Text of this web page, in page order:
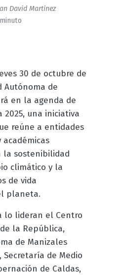
David Martinez
30 de octubre de
Autónoma de
en la agenda de
2025, una iniciativa
reúne a entidades
académicas
la sostenibilidad
climático y la
de vida
planeta.
lo lideran el Centro
la República,
de Manizales
Secretaría de Medio
de Caldas,